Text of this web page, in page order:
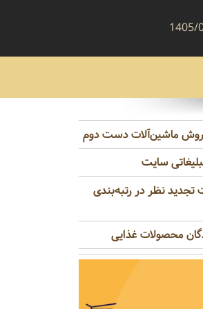
1405/
ماشین‌آلات دست دوم
سایت
نظر در رتبه‌بندی
محصولات غذایی